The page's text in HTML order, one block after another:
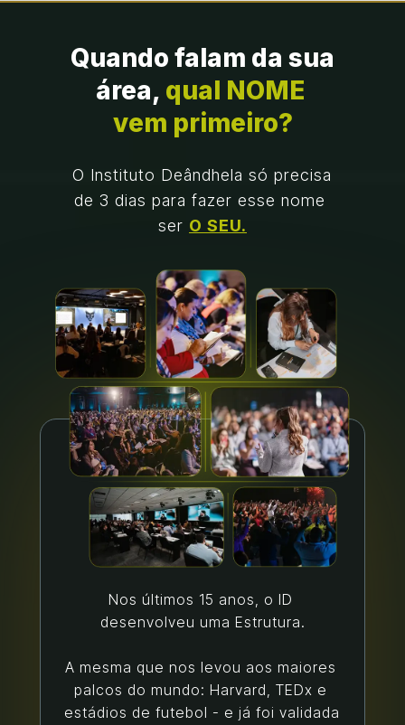
Quando falam da sua
área, qual NOME
vem primeiro?
O Instituto Deândhela só precisa
de 3 dias para fazer esse nome
ser O SEU.
Nos últimos 15 anos, o ID
desenvolveu uma Estrutura.
A mesma que nos levou aos maiores
palcos do mundo: Harvard, TEDx e
estádios de futebol - e já foi validada